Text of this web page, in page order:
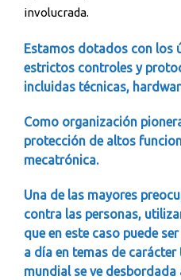
involucrada.
Estamos dotados con los
estrictos controles y
incluidas técnicas,
Como organización
protección de altos
mecatrónica.
Una de las mayores
contra las personas,
que en este caso puede
a día en temas de
mundial se ve